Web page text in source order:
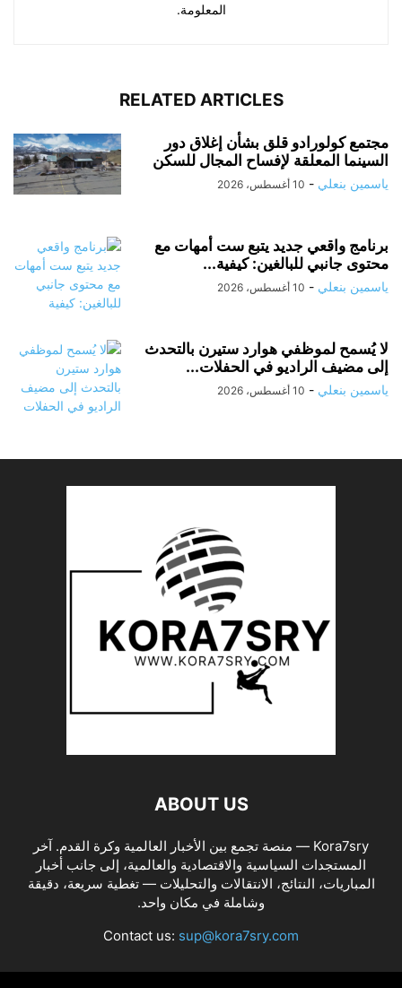
المعلومة.
RELATED ARTICLES
مجتمع كولورادو قلق بشأن إغلاق دور
السينما المعلقة لإفساح المجال للسكن
ياسمين بنعلي - 10 أغسطس، 2026
برنامج واقعي جديد يتبع ست أمهات مع
محتوى جانبي للبالغين: كيفية...
ياسمين بنعلي - 10 أغسطس، 2026
لا يُسمح لموظفي هوارد ستيرن بالتحدث
إلى مضيف الراديو في الحفلات...
ياسمين بنعلي - 10 أغسطس، 2026
ABOUT US
Kora7sry — منصة تجمع بين الأخبار العالمية وكرة القدم. آخر
المستجدات السياسية والاقتصادية والعالمية، إلى جانب أخبار
المباريات، النتائج، الانتقالات والتحليلات — تغطية سريعة، دقيقة
وشاملة في مكان واحد.
Contact us: sup@kora7sry.com